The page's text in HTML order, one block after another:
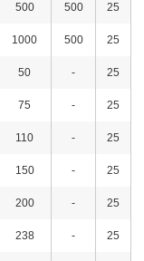
500 500 25
1000 500 25
50 - 25
75 - 25
110 - 25
150 - 25
200 - 25
238 - 25